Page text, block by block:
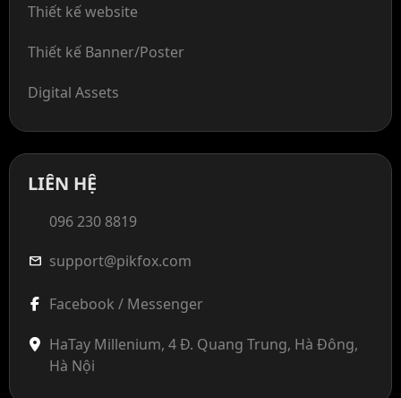
Thiết kế website
Thiết kế Banner/Poster
Digital Assets
LIÊN HỆ
096 230 8819
mail support@pikfox.com
Facebook / Messenger
HaTay Millenium, 4 Đ. Quang Trung, Hà Đông,
Hà Nội